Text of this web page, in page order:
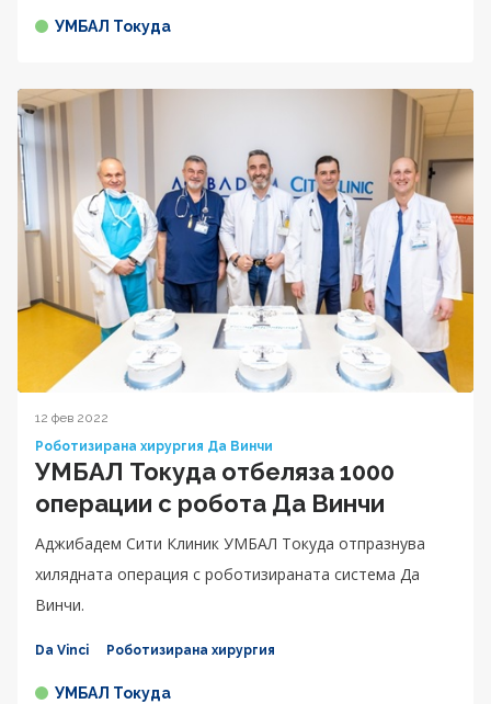
УМБАЛ Токуда
12 фев 2022
Роботизирана хирургия Да Винчи
УМБАЛ Токуда отбеляза 1000
операции с робота Да Винчи
Аджибадем Сити Клиник УМБАЛ Токуда отпразнува
хилядната операция с роботизираната система Да
Винчи.
Da Vinci Роботизирана хирургия
УМБАЛ Токуда